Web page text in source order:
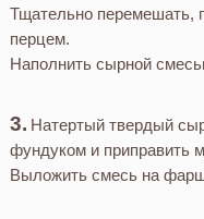
Тщательно перемешать,
перцем.
Наполнить сырной
Натертый твердый
фундуком и приправить
Выложить смесь на